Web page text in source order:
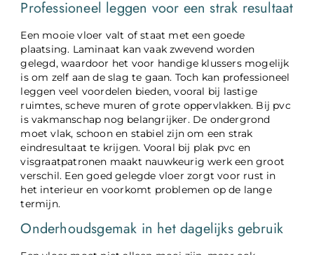
Professioneel leggen voor een strak resultaat
Een mooie vloer valt of staat met een goede
plaatsing. Laminaat kan vaak zwevend worden
gelegd, waardoor het voor handige klussers mogelijk
is om zelf aan de slag te gaan. Toch kan professioneel
leggen veel voordelen bieden, vooral bij lastige
ruimtes, scheve muren of grote oppervlakken. Bij pvc
is vakmanschap nog belangrijker. De ondergrond
moet vlak, schoon en stabiel zijn om een strak
eindresultaat te krijgen. Vooral bij plak pvc en
visgraatpatronen maakt nauwkeurig werk een groot
verschil. Een goed gelegde vloer zorgt voor rust in
het interieur en voorkomt problemen op de lange
termijn.
Onderhoudsgemak in het dagelijks gebruik